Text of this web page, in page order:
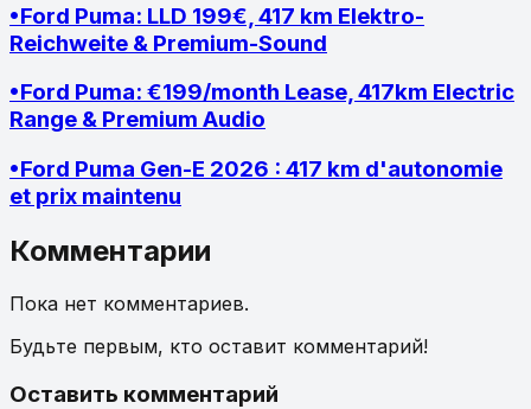
•Ford Puma: LLD 199€, 417 km Elektro-
Reichweite & Premium-Sound
•Ford Puma: €199/month Lease, 417km Electric
Range & Premium Audio
•Ford Puma Gen-E 2026 : 417 km d'autonomie
et prix maintenu
Комментарии
Пока нет комментариев.
Будьте первым, кто оставит комментарий!
Оставить комментарий